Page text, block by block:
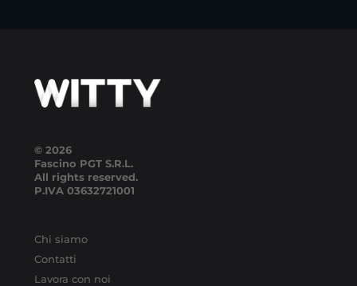
© 2026
Fascino PGT S.R.L.
All rights reserved.
P.IVA 03632721001
Chi siamo
Contatti
Lavora con noi